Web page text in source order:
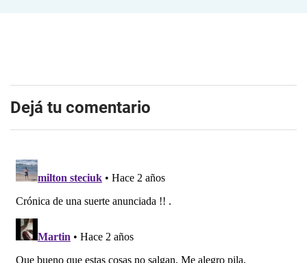
Dejá tu comentario